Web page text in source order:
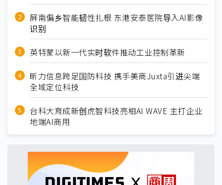
屏南偏乡智能韧性扎根 东港安泰医院导入AI影像
识别
英特蒙以新一代实时软件推动工业控制革新
昕力信息跨足国防科技 携手美商Juxta引进尖端
全域定位科技
台科大育成新创虎智科技亮相AI WAVE 主打企业
地端AI商用